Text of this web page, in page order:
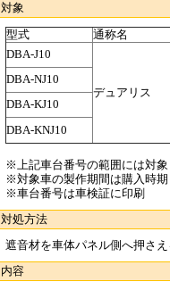
対象
型式 通称名
DBA-J10
デュアリス
DBA-NJ10
DBA-KJ10
DBA-KNJ10
※上記車台番号の範囲には対
※対象車の製作期間は購入時期
※車台番号は車検証に印刷
対処方法
遮音材を車体パネル側へ押さ
内容